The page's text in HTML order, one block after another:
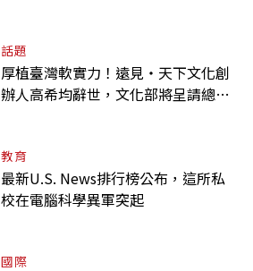
話題
厚植臺灣軟實力！遠見‧天下文化創
辦人高希均辭世，文化部將呈請總統
教育
最新U.S. News排行榜公布，這所私
校在電腦科學異軍突起
國際